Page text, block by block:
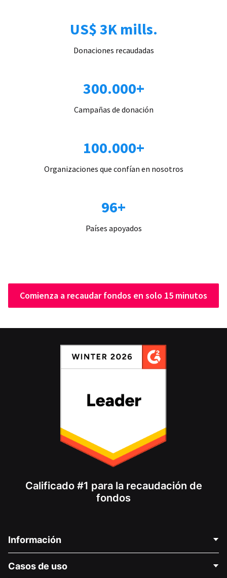
US$ 3K mills.
Donaciones recaudadas
300.000+
Campañas de donación
100.000+
Organizaciones que confían en nosotros
96+
Países apoyados
Comienza a recaudar fondos en solo 15 minutos
Calificado #1 para la recaudación de
fondos
Información
Acerca de nosotros
Casos de uso